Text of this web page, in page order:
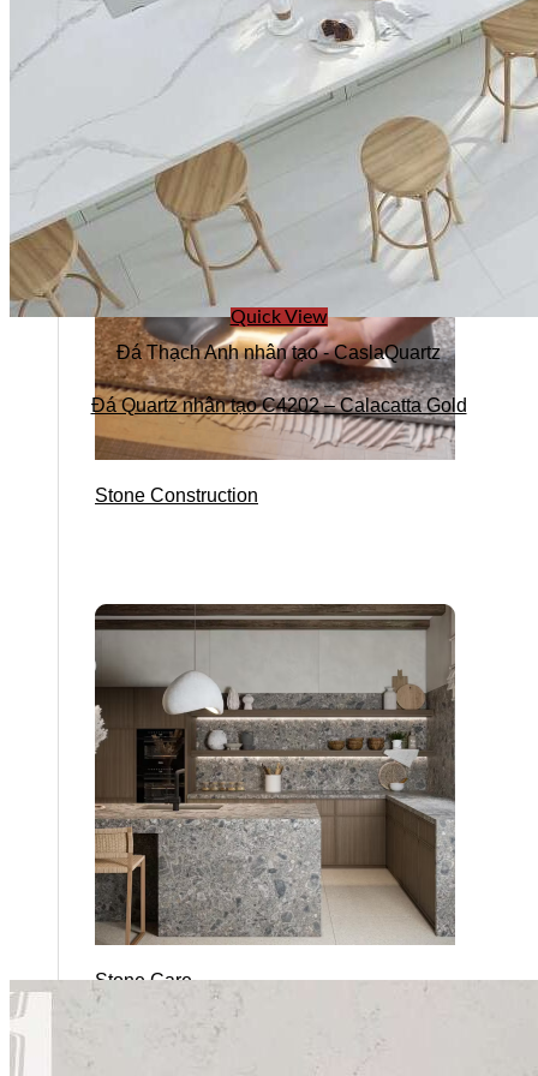
Stone design
Stone Construction
Stone Care
Quick View
Đá Thạch Anh nhân tạo - CaslaQuartz
Đá Quartz nhân tạo C4202 – Calacatta Gold